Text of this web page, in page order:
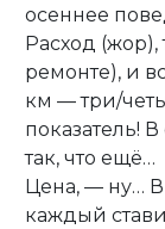
осеннее
Расход (жор),
ремонте), и
км — три/
показатель!
так, что ещё…
Цена, — ну…
каждый